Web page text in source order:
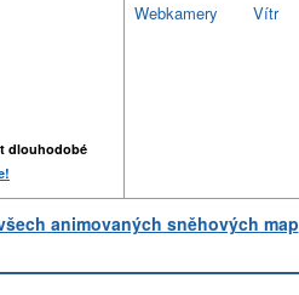
dlouhodobé
Vítr
Webkamery
animovaných sněhových map